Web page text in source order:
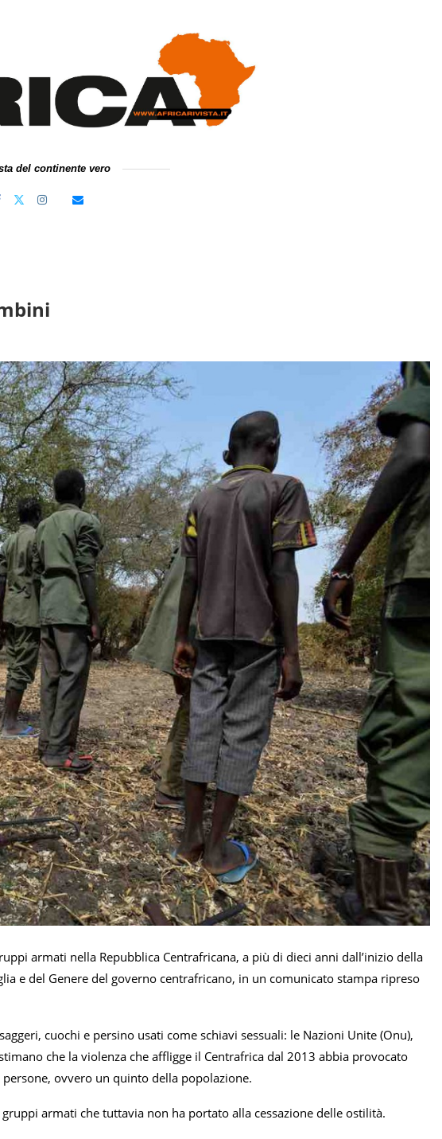
del continente vero
armati nella Repubblica Centrafricana, a più di dieci anni dall’inizio della
e del Genere del governo centrafricano, in un comunicato stampa ripreso
cuochi e persino usati come schiavi sessuali: le Nazioni Unite (Onu),
che la violenza che affligge il Centrafrica dal 2013 abbia provocato
ovvero un quinto della popolazione.
armati che tuttavia non ha portato alla cessazione delle ostilità.